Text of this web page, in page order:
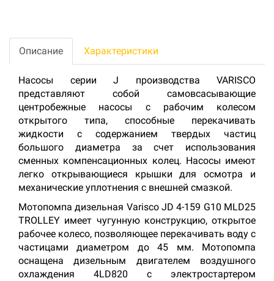
Описание Характеристики
Насосы серии J производства VARISCO
представляют собой самовсасывающие
центробежные насосы с рабочим колесом
открытого типа, способные перекачивать
жидкости с содержанием твердых частиц
большого диаметра за счет использования
сменных компенсационных колец. Насосы имеют
легко открывающиеся крышки для осмотра и
механические уплотнения с внешней смазкой.
Мотопомпа дизельная Varisco JD 4-159 G10 MLD25
TROLLEY имеет чугунную конструкцию, открытое
рабочее колесо, позволяющее перекачивать воду с
частицами диаметром до 45 мм. Мотопомпа
оснащена дизельным двигателем воздушного
охлаждения 4LD820 с электростартером